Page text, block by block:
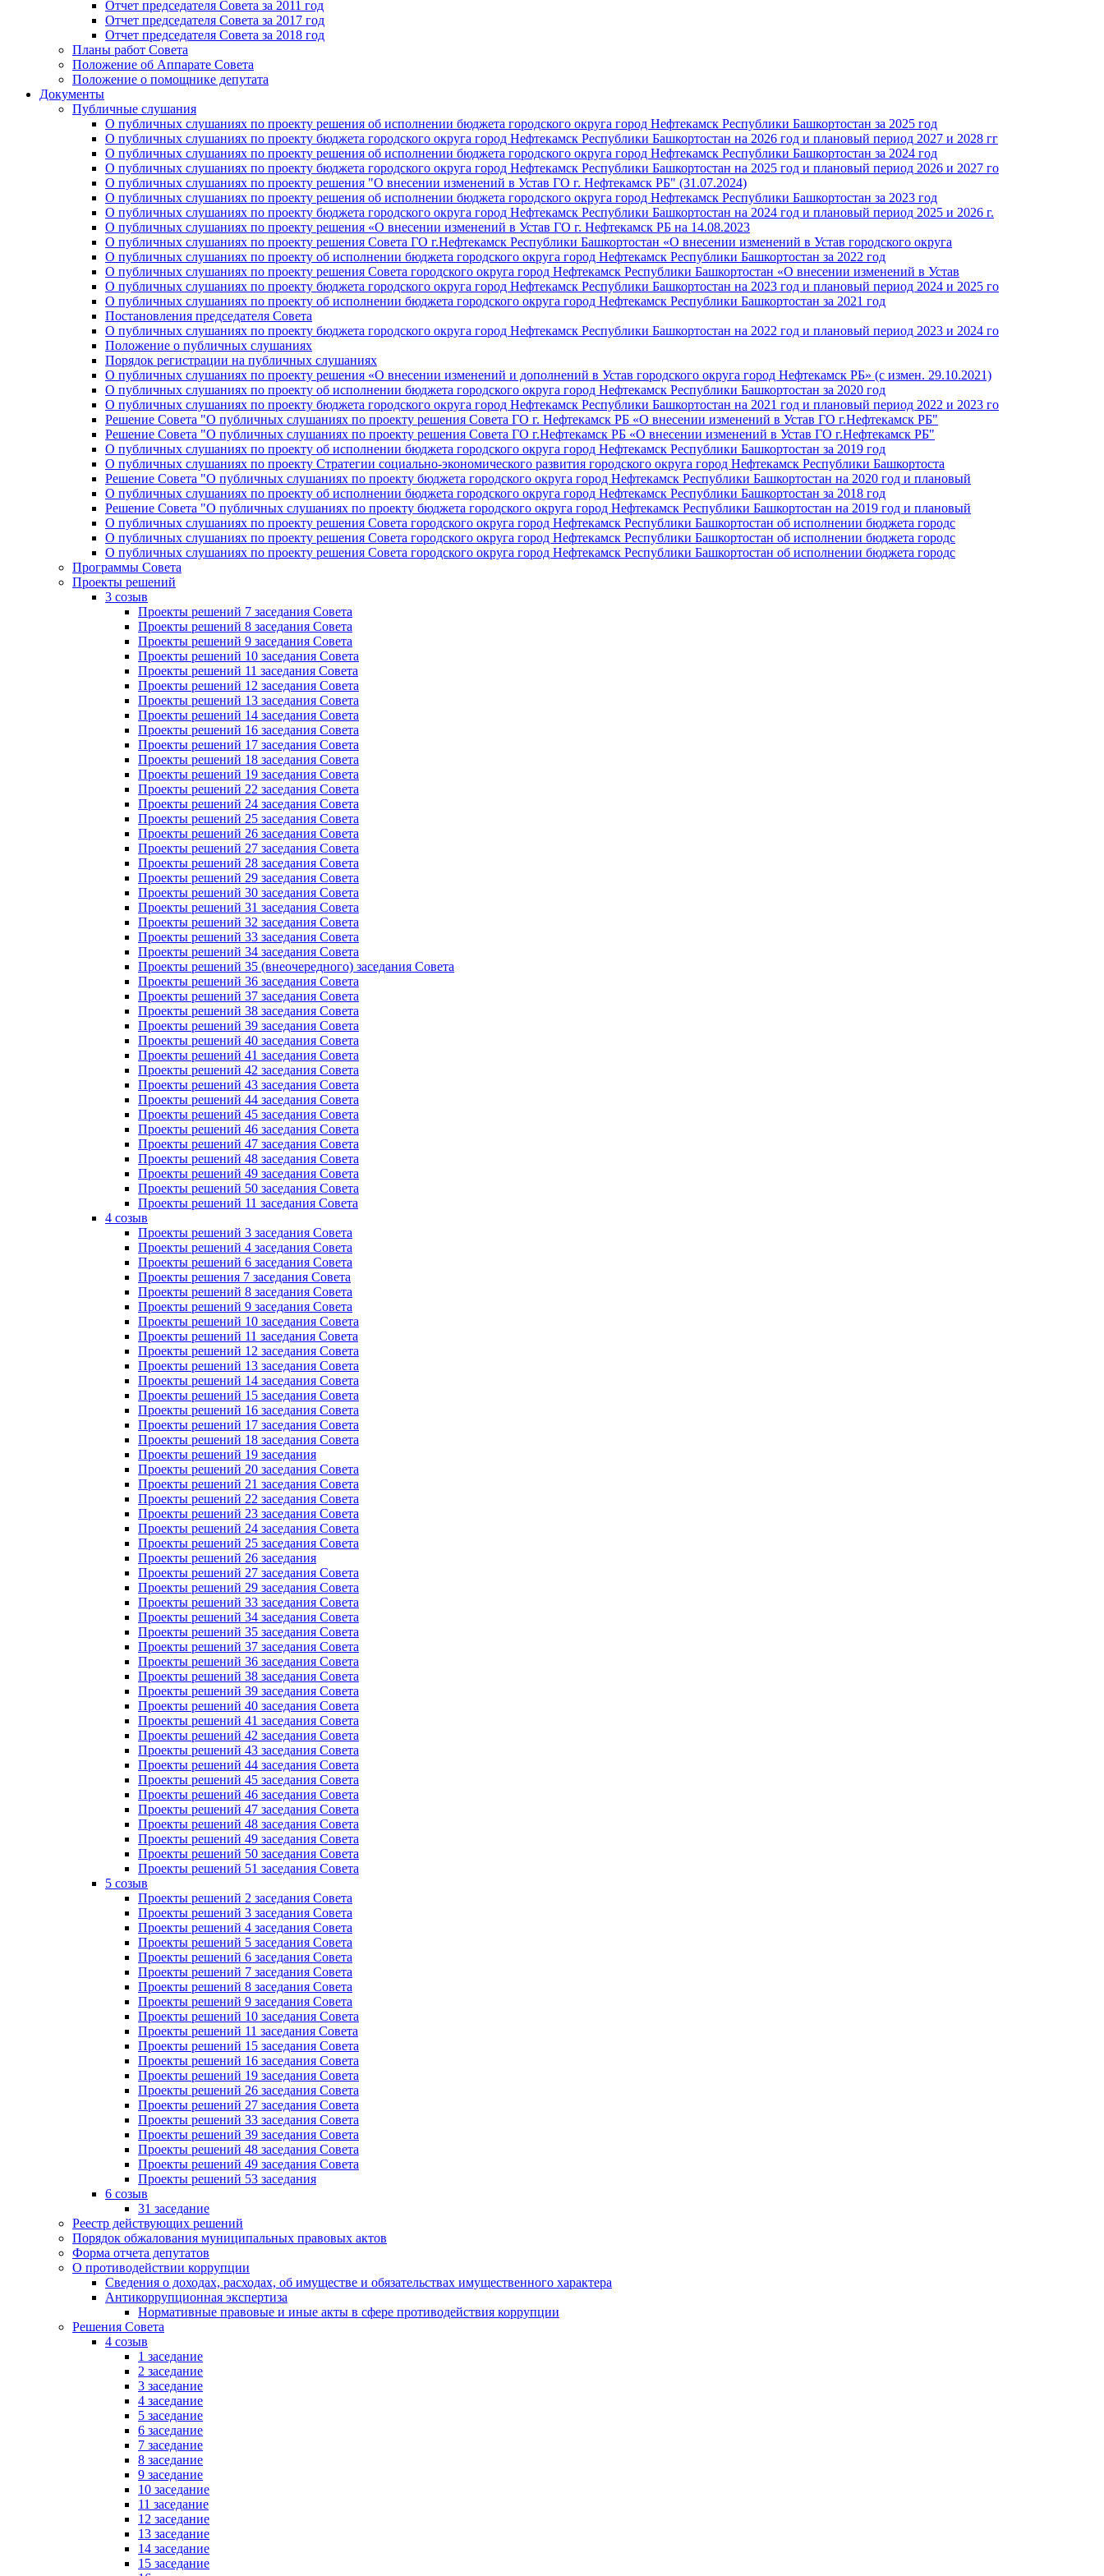
Отчет председателя Совета за 2011 год
Отчет председателя Совета за 2017 год
Отчет председателя Совета за 2018 год
Планы работ Совета
Положение об Аппарате Совета
Положение о помощнике депутата
Документы
Публичные слушания
О публичных слушаниях по проекту решения об исполнении бюджета городского округа город Нефтекамск Республики Башкортостан за 2025 год
О публичных слушаниях по проекту бюджета городского округа город Нефтекамск Республики Башкортостан на 2026 год и плановый период 2027 и 2028 гг
О публичных слушаниях по проекту решения об исполнении бюджета городского округа город Нефтекамск Республики Башкортостан за 2024 год
О публичных слушаниях по проекту бюджета городского округа город Нефтекамск Республики Башкортостан на 2025 год и плановый период 2026 и 2027 го
О публичных слушаниях по проекту решения "О внесении изменений в Устав ГО г. Нефтекамск РБ" (31.07.2024)
О публичных слушаниях по проекту решения об исполнении бюджета городского округа город Нефтекамск Республики Башкортостан за 2023 год
О публичных слушаниях по проекту бюджета городского округа город Нефтекамск Республики Башкортостан на 2024 год и плановый период 2025 и 2026 г.
О публичных слушаниях по проекту решения «О внесении изменений в Устав ГО г. Нефтекамск РБ на 14.08.2023
О публичных слушаниях по проекту решения Совета ГО г.Нефтекамск Республики Башкортостан «О внесении изменений в Устав городского округа
О публичных слушаниях по проекту об исполнении бюджета городского округа город Нефтекамск Республики Башкортостан за 2022 год
О публичных слушаниях по проекту решения Совета городского округа город Нефтекамск Республики Башкортостан «О внесении изменений в Устав
О публичных слушаниях по проекту бюджета городского округа город Нефтекамск Республики Башкортостан на 2023 год и плановый период 2024 и 2025 го
О публичных слушаниях по проекту об исполнении бюджета городского округа город Нефтекамск Республики Башкортостан за 2021 год
Постановления председателя Совета
О публичных слушаниях по проекту бюджета городского округа город Нефтекамск Республики Башкортостан на 2022 год и плановый период 2023 и 2024 го
Положение о публичных слушаниях
Порядок регистрации на публичных слушаниях
О публичных слушаниях по проекту решения «О внесении изменений и дополнений в Устав городского округа город Нефтекамск РБ» (с измен. 29.10.2021)
О публичных слушаниях по проекту об исполнении бюджета городского округа город Нефтекамск Республики Башкортостан за 2020 год
О публичных слушаниях по проекту бюджета городского округа город Нефтекамск Республики Башкортостан на 2021 год и плановый период 2022 и 2023 го
Решение Совета "О публичных слушаниях по проекту решения Совета ГО г. Нефтекамск РБ «О внесении изменений в Устав ГО г.Нефтекамск РБ"
Решение Совета "О публичных слушаниях по проекту решения Совета ГО г.Нефтекамск РБ «О внесении изменений в Устав ГО г.Нефтекамск РБ"
О публичных слушаниях по проекту об исполнении бюджета городского округа город Нефтекамск Республики Башкортостан за 2019 год
О публичных слушаниях по проекту Стратегии социально-экономического развития городского округа город Нефтекамск Республики Башкортоста
Решение Совета "О публичных слушаниях по проекту бюджета городского округа город Нефтекамск Республики Башкортостан на 2020 год и плановый
О публичных слушаниях по проекту об исполнении бюджета городского округа город Нефтекамск Республики Башкортостан за 2018 год
Решение Совета "О публичных слушаниях по проекту бюджета городского округа город Нефтекамск Республики Башкортостан на 2019 год и плановый
О публичных слушаниях по проекту решения Совета городского округа город Нефтекамск Республики Башкортостан об исполнении бюджета городс
О публичных слушаниях по проекту решения Совета городского округа город Нефтекамск Республики Башкортостан об исполнении бюджета городс
О публичных слушаниях по проекту решения Совета городского округа город Нефтекамск Республики Башкортостан об исполнении бюджета городс
Программы Совета
Проекты решений
3 созыв
Проекты решений 7 заседания Совета
Проекты решений 8 заседания Совета
Проекты решений 9 заседания Совета
Проекты решений 10 заседания Совета
Проекты решений 11 заседания Совета
Проекты решений 12 заседания Совета
Проекты решений 13 заседания Совета
Проекты решений 14 заседания Совета
Проекты решений 16 заседания Совета
Проекты решений 17 заседания Совета
Проекты решений 18 заседания Совета
Проекты решений 19 заседания Совета
Проекты решений 22 заседания Совета
Проекты решений 24 заседания Совета
Проекты решений 25 заседания Совета
Проекты решений 26 заседания Совета
Проекты решений 27 заседания Совета
Проекты решений 28 заседания Совета
Проекты решений 29 заседания Совета
Проекты решений 30 заседания Совета
Проекты решений 31 заседания Совета
Проекты решений 32 заседания Совета
Проекты решений 33 заседания Совета
Проекты решений 34 заседания Совета
Проекты решений 35 (внеочередного) заседания Совета
Проекты решений 36 заседания Совета
Проекты решений 37 заседания Совета
Проекты решений 38 заседания Совета
Проекты решений 39 заседания Совета
Проекты решений 40 заседания Совета
Проекты решений 41 заседания Совета
Проекты решений 42 заседания Совета
Проекты решений 43 заседания Совета
Проекты решений 44 заседания Совета
Проекты решений 45 заседания Совета
Проекты решений 46 заседания Совета
Проекты решений 47 заседания Совета
Проекты решений 48 заседания Совета
Проекты решений 49 заседания Совета
Проекты решений 50 заседания Совета
Проекты решений 11 заседания Совета
4 созыв
Проекты решений 3 заседания Совета
Проекты решений 4 заседания Совета
Проекты решений 6 заседания Совета
Проекты решения 7 заседания Совета
Проекты решений 8 заседания Совета
Проекты решений 9 заседания Совета
Проекты решений 10 заседания Совета
Проекты решений 11 заседания Совета
Проекты решений 12 заседания Совета
Проекты решений 13 заседания Совета
Проекты решений 14 заседания Совета
Проекты решений 15 заседания Совета
Проекты решений 16 заседания Совета
Проекты решений 17 заседания Совета
Проекты решений 18 заседания Совета
Проекты решений 19 заседания
Проекты решений 20 заседания Совета
Проекты решений 21 заседания Совета
Проекты решений 22 заседания Совета
Проекты решений 23 заседания Совета
Проекты решений 24 заседания Совета
Проекты решений 25 заседания Совета
Проекты решений 26 заседания
Проекты решений 27 заседания Совета
Проекты решений 29 заседания Совета
Проекты решений 33 заседания Совета
Проекты решений 34 заседания Совета
Проекты решений 35 заседания Совета
Проекты решений 37 заседания Совета
Проекты решений 36 заседания Совета
Проекты решений 38 заседания Совета
Проекты решений 39 заседания Совета
Проекты решений 40 заседания Совета
Проекты решений 41 заседания Совета
Проекты решений 42 заседания Совета
Проекты решений 43 заседания Совета
Проекты решений 44 заседания Совета
Проекты решений 45 заседания Совета
Проекты решений 46 заседания Совета
Проекты решений 47 заседания Совета
Проекты решений 48 заседания Совета
Проекты решений 49 заседания Совета
Проекты решений 50 заседания Совета
Проекты решений 51 заседания Совета
5 созыв
Проекты решений 2 заседания Совета
Проекты решений 3 заседания Совета
Проекты решений 4 заседания Совета
Проекты решений 5 заседания Совета
Проекты решений 6 заседания Совета
Проекты решений 7 заседания Совета
Проекты решений 8 заседания Совета
Проекты решений 9 заседания Совета
Проекты решений 10 заседания Совета
Проекты решений 11 заседания Совета
Проекты решений 15 заседания Совета
Проекты решений 16 заседания Совета
Проекты решений 19 заседания Совета
Проекты решений 26 заседания Совета
Проекты решений 27 заседания Совета
Проекты решений 33 заседания Совета
Проекты решений 39 заседания Совета
Проекты решений 48 заседания Совета
Проекты решений 49 заседания Совета
Проекты решений 53 заседания
6 созыв
31 заседание
Реестр действующих решений
Порядок обжалования муниципальных правовых актов
Форма отчета депутатов
О противодействии коррупции
Сведения о доходах, расходах, об имуществе и обязательствах имущественного характера
Антикоррупционная экспертиза
Нормативные правовые и иные акты в сфере противодействия коррупции
Решения Совета
4 созыв
1 заседание
2 заседание
3 заседание
4 заседание
5 заседание
6 заседание
7 заседание
8 заседание
9 заседание
10 заседание
11 заседание
12 заседание
13 заседание
14 заседание
15 заседание